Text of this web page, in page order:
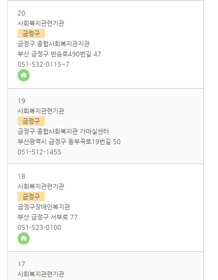
20
사회복지관련기관
금정구
금정구 종합사회복지관지관
부산 금정구 반송로490번길 47
051-532-0115~7
19
사회복지관련기관
금정구
금정구 종합사회복지관 가마실센터
부산광역시 금정구 동부곡로19번길 50
051-512-1455
18
사회복지관련기관
금정구
금정구장애인복지관
부산 금정구 서부로 77
051-523-0100
17
사회복지관련기관